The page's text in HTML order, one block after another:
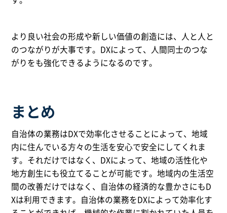
より良い社会の形成や新しい価値の創造には、人と人と
のつながりが大事です。DXによって、人間同士のつな
がりをも強化できるようになるのです。
まとめ
自治体の業務はDXで効率化させることによって、地域
内に住んでいる方々の生活を安心で安全にしてくれま
す。それだけではなく、DXによって、地域の活性化や
地方創生にも役立てることが可能です。地域内の生活空
間の改善だけではなく、自治体の経済的な豊かさにもD
Xは利用できます。自治体の業務をDXによって効率化す